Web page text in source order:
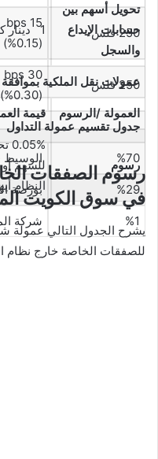
تحويل أسهم بين
حسابات الإيداع
والسجل
1 دينار كويتي عن كل عملية
عمولات نقل الملكية
العمولة /الرسوم قيمة
رسوم
للسهم
النظام
250 فلس
15 bps
(%0.15)
250 فلس
30 bps
(%0.30)
جدول تقسيم عمولة التداول
%70 الوسيط
%29 بورصة
%1 شركة
رسوم الصفقات
في سوق الكويت
يشرح الجدول التالي عمولة
للصفقات الخاصة خارج نظام